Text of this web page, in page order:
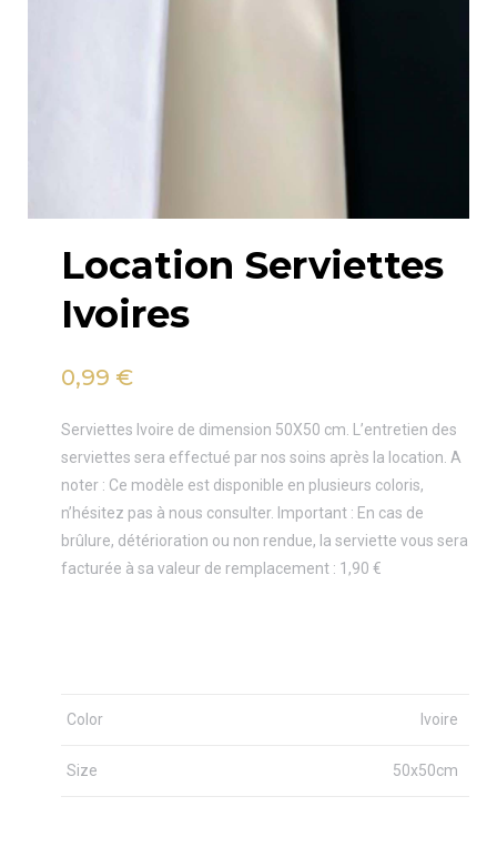
Location Serviettes
Ivoires
0,99 €
Serviettes Ivoire de dimension 50X50 cm. L’entretien des
serviettes sera effectué par nos soins après la location. A
noter : Ce modèle est disponible en plusieurs coloris,
n’hésitez pas à nous consulter. Important : En cas de
brûlure, détérioration ou non rendue, la serviette vous sera
facturée à sa valeur de remplacement : 1,90 €
Color Ivoire
Size 50x50cm